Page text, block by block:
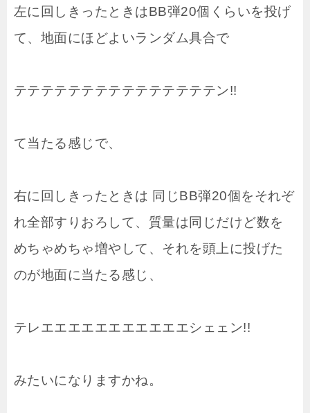
左に回しきったときはBB弾20個くらいを投げ
て、地面にほどよいランダム具合で
テテテテテテテテテテテテテテテン!!
て当たる感じで、
右に回しきったときは 同じBB弾20個をそれぞ
れ全部すりおろして、質量は同じだけど数を
めちゃめちゃ増やして、それを頭上に投げた
のが地面に当たる感じ、
テレエエエエエエエエエエエシェェン!!
みたいになりますかね。